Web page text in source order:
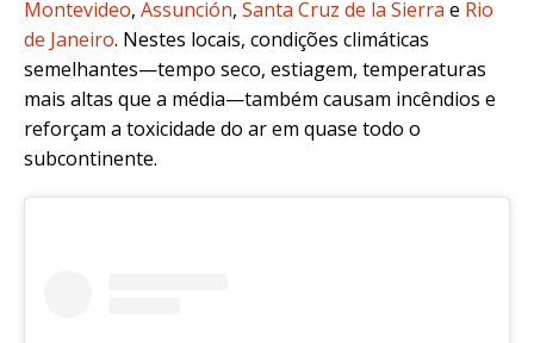
Montevideo, Assunción, Santa Cruz de la Sierra e Rio
de Janeiro. Nestes locais, condições climáticas
semelhantes—tempo seco, estiagem, temperaturas
mais altas que a média—também causam incêndios e
reforçam a toxicidade do ar em quase todo o
subcontinente.